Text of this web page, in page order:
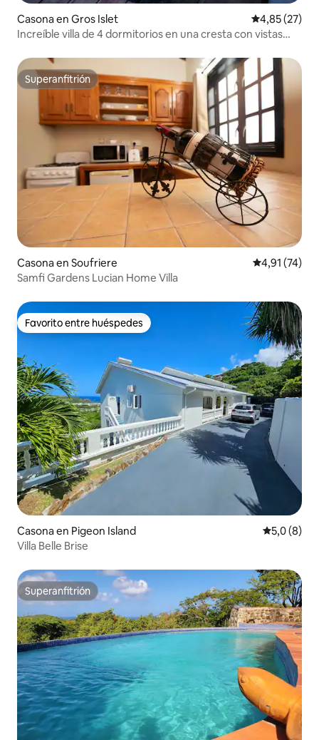
Casona en Gros Islet Calificación
4,85 (27)
Increíble villa de 4 dormitorios en una cresta con vistas
Superanfitrión
Superanfitrión
Casona en Soufriere Calificación
4,91 (74)
Samfi Gardens Lucian Home Villa
Favorito entre huéspedes
Favorito entre huéspedes
Casona en Pigeon Island
5,0 (8)
Villa Belle Brise
Superanfitrión
Superanfitrión